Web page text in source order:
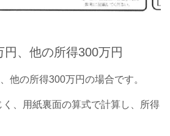
円、他の所得300万円
他の所得300万円の場合です。
、用紙裏面の算式で計算し、所得